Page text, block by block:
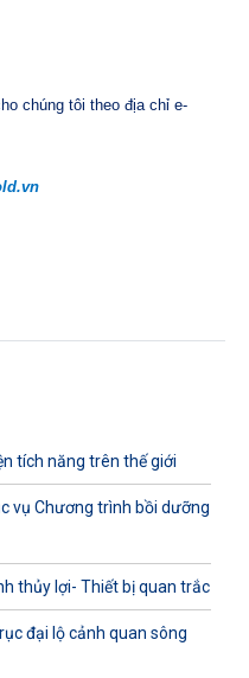
chúng tôi theo địa chỉ e-
tích năng trên thế giới
vụ Chương trình bồi dưỡng
thủy lợi- Thiết bị quan trắc
đại lộ cảnh quan sông